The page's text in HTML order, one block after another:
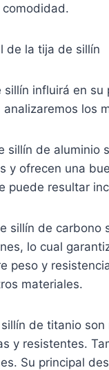
de la tija de sillín
influirá en
los
sillín de
y ofrecen una
puede resultar
sillín de carbono
lo cual
peso y
materiales.
de titanio
y resistentes.
Su principal